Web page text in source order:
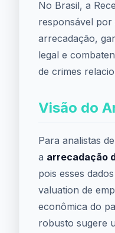
No Brasil, a
responsável por
arrecadação,
legal e
de crimes
Visão do
Para analistas
a arrecadação
pois esses
valuation de
econômica do
robusto sugere